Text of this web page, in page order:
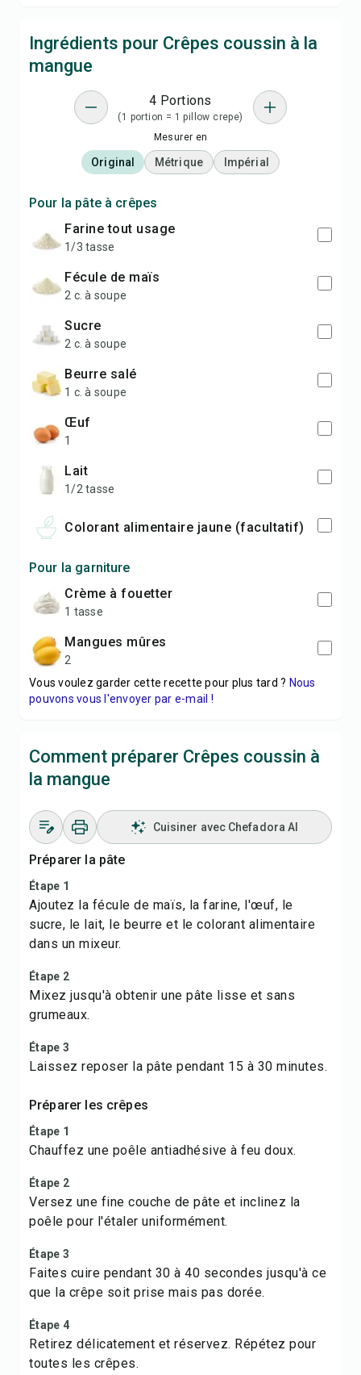
Ingrédients pour Crêpes coussin à la
mangue
4 Portions
(1 portion = 1 pillow crepe)
Mesurer en
Original Métrique Impérial
Pour la pâte à crêpes
farine tout usage
1/3 tasse
fécule de maïs
2 c. à soupe
sucre
2 c. à soupe
beurre salé
1 c. à soupe
œuf
1
lait
1/2 tasse
colorant alimentaire jaune (facultatif)
Pour la garniture
crème à fouetter
1 tasse
mangues mûres
2
Vous voulez garder cette recette pour plus tard ? Nous
pouvons vous l'envoyer par e-mail !
Comment préparer Crêpes coussin à
la mangue
Cuisiner avec Chefadora AI
Préparer la pâte
Étape 1
Ajoutez la fécule de maïs, la farine, l'œuf, le
sucre, le lait, le beurre et le colorant alimentaire
dans un mixeur.
Étape 2
Mixez jusqu'à obtenir une pâte lisse et sans
grumeaux.
Étape 3
Laissez reposer la pâte pendant 15 à 30 minutes.
Préparer les crêpes
Étape 1
Chauffez une poêle antiadhésive à feu doux.
Étape 2
Versez une fine couche de pâte et inclinez la
poêle pour l'étaler uniformément.
Étape 3
Faites cuire pendant 30 à 40 secondes jusqu'à ce
que la crêpe soit prise mais pas dorée.
Étape 4
Retirez délicatement et réservez. Répétez pour
toutes les crêpes.